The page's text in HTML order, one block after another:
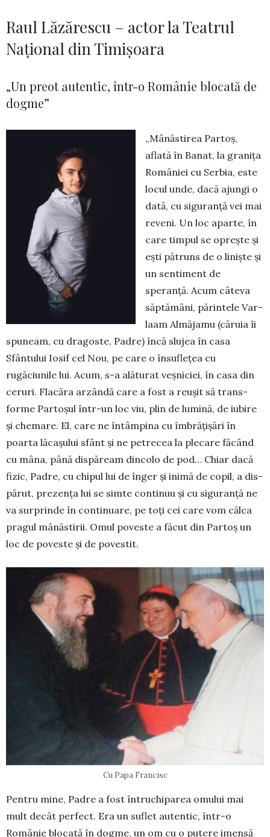
Raul Lăzărescu – actor la Teatrul
Național din Timișoara
„Un preot autentic, într-o Românie blocată de
dogme”
„Mânăstirea Partoș,
aflată în Banat, la granița
României cu Ser­­bia, este
locul unde, dacă ajungi o
dată, cu si­guranță vei mai
reveni. Un loc aparte, în
care timpul se oprește și
ești pă­truns de o liniște și
un sentiment de
speranță. Acum câteva
săp­tă­mâni, părintele Var­
laam Almăjamu (căruia îi
spuneam, cu dragoste, Padre) încă slu­jea în casa
Sfântului Iosif cel Nou, pe care o însuflețea cu
rugăciunile lui. Acum, s-a alăturat veșniciei, în casa din
ceruri. Flacăra ar­zân­dă care a fost a reușit să trans­
forme Parto­șul într-un loc viu, plin de lumină, de iubire
și chemare. El, care ne întâm­pina cu îmbrățișări în
poarta lă­cașului sfânt și ne petrecea la plecare fă­când
cu mâna, până dispăream dincolo de pod… Chiar dacă
fizic, Padre, cu chi­pul lui de înger și inimă de copil, a dis­
părut, pre­zența lui se simte continuu și cu siguranță ne
va surprinde în continuare, pe toți cei care vom călca
pragul mânăs­tirii. Omul po­veste a făcut din Partoș un
loc de po­veste și de povestit.
Cu Papa Francisc
Pentru mine, Padre a fost întru­chi­parea omului mai
mult decât per­fect. Era un suflet autentic, într-o
Românie blocată în dogme, un om cu o putere imensă